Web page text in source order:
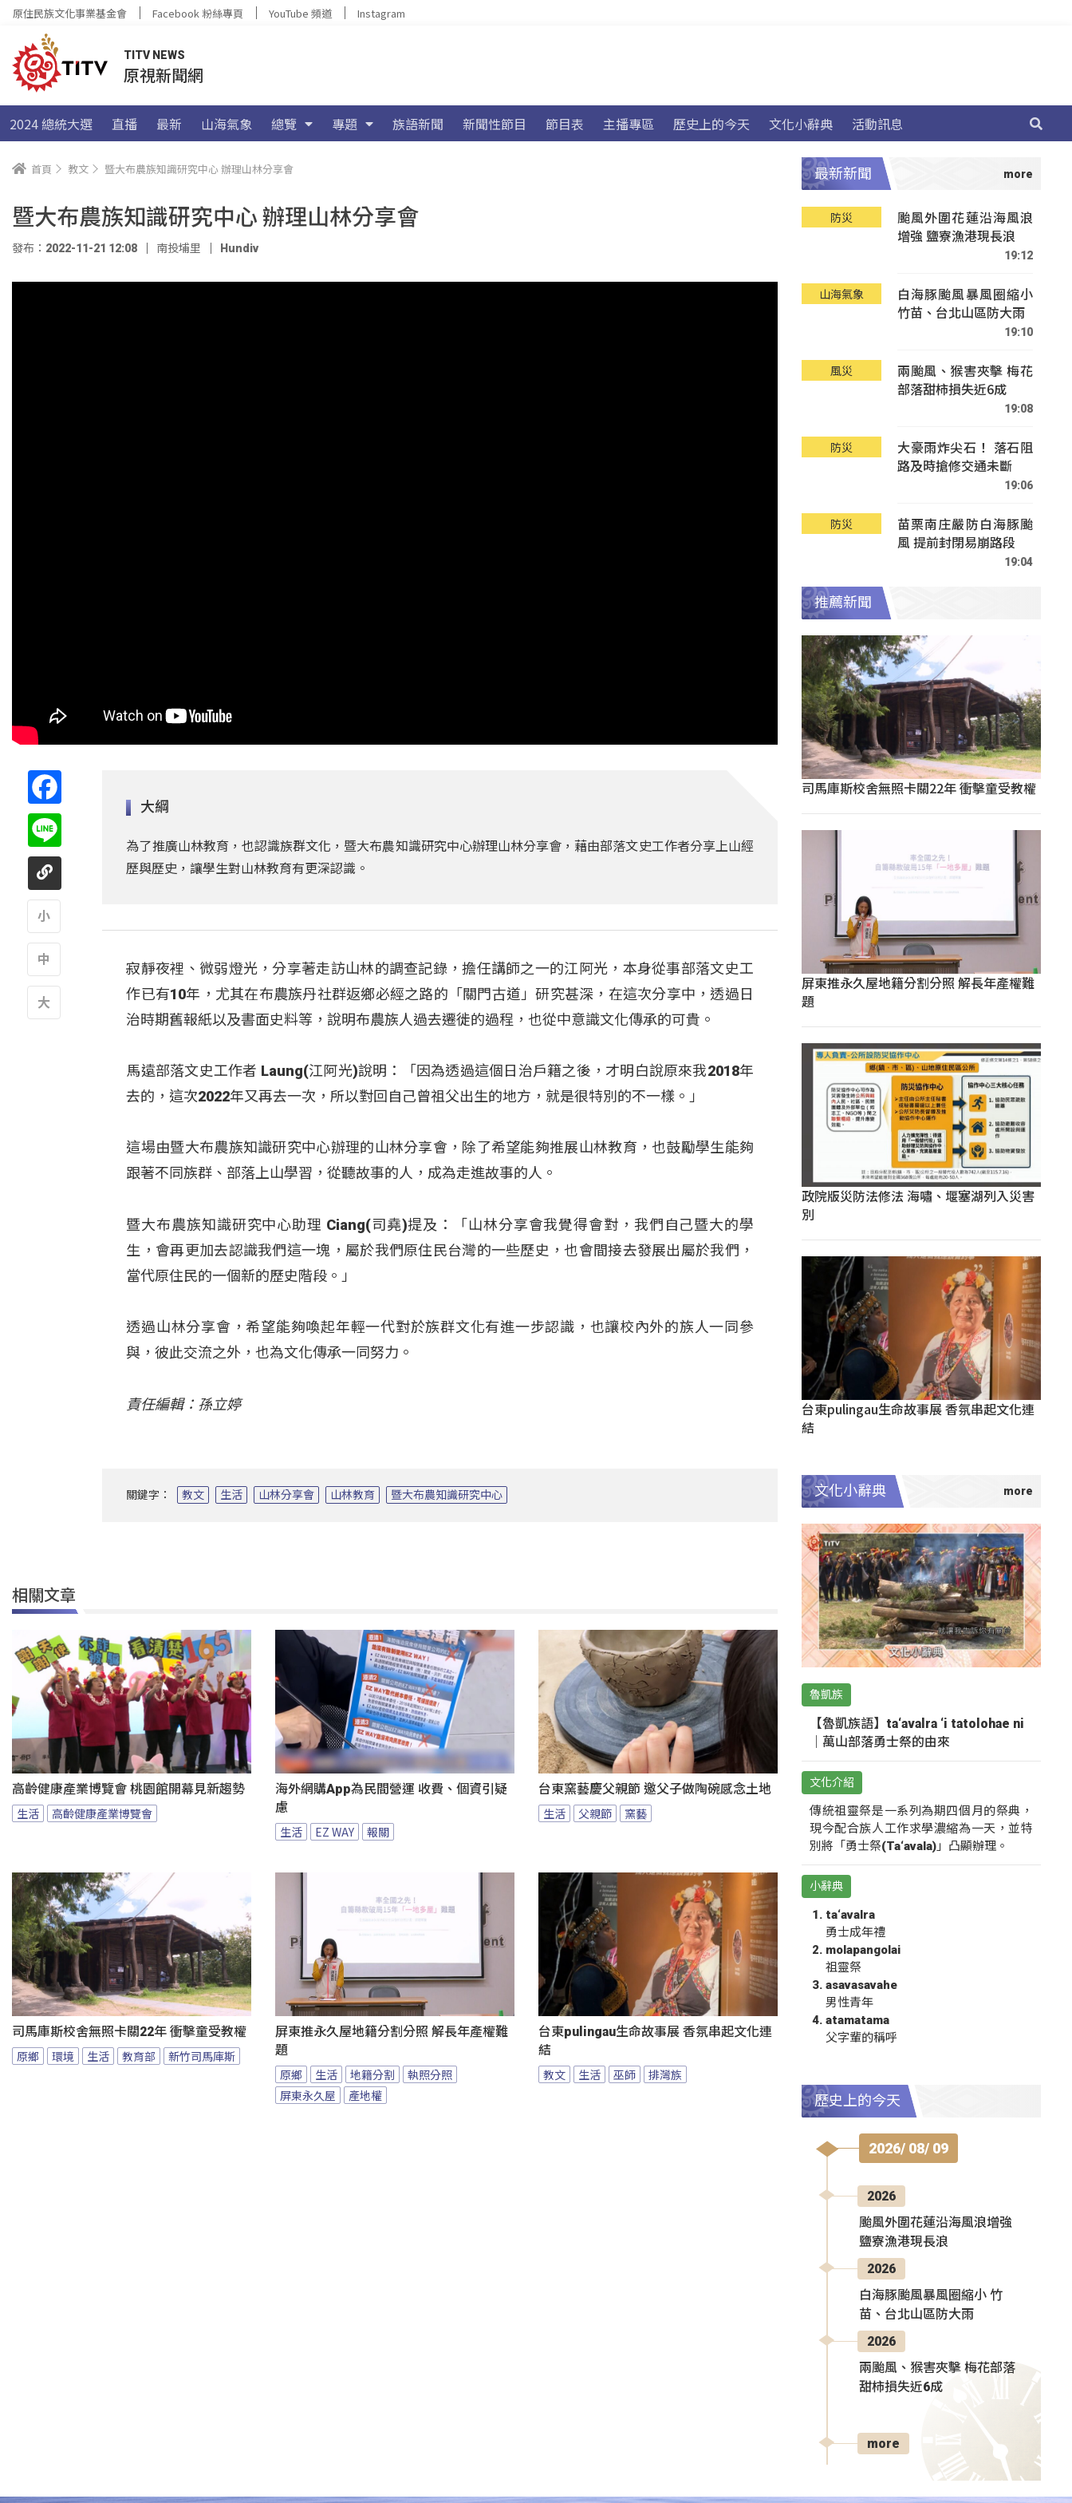
原住民族文化事業基金會 Facebook 粉絲專頁 YouTube 頻道 Instagram
TITV NEWS
原視新聞網
2024 總統大選 直播 最新 山海氣象 總覽 專題 族語新聞 新聞性節目 節目表 主播專區 歷史上的今天 文化小辭典 活動訊息
首頁 教文 暨大布農族知識研究中心 辦理山林分享會
暨大布農族知識研究中心 辦理山林分享會
發布：2022-11-21 12:08 南投埔里 Hundiv
大綱
為了推廣山林教育，也認識族群文化，暨大布農知識研究中心辦理山林分享會，藉由部落文史工作者分享上山經
歷與歷史，讓學生對山林教育有更深認識。
寂靜夜裡、微弱燈光，分享著走訪山林的調查記錄，擔任講師之一的江阿光，本身從事部落文史工
作已有10年，尤其在布農族丹社群返鄉必經之路的「關門古道」研究甚深，在這次分享中，透過日
治時期舊報紙以及書面史料等，說明布農族人過去遷徙的過程，也從中意識文化傳承的可貴。
馬遠部落文史工作者 Laung(江阿光)說明：「因為透過這個日治戶籍之後，才明白說原來我2018年
去的，這次2022年又再去一次，所以對回自己曾祖父出生的地方，就是很特別的不一樣。」
這場由暨大布農族知識研究中心辦理的山林分享會，除了希望能夠推展山林教育，也鼓勵學生能夠
跟著不同族群、部落上山學習，從聽故事的人，成為走進故事的人。
暨大布農族知識研究中心助理 Ciang(司堯)提及：「山林分享會我覺得會對，我們自己暨大的學
生，會再更加去認識我們這一塊，屬於我們原住民台灣的一些歷史，也會間接去發展出屬於我們，
當代原住民的一個新的歷史階段。」
透過山林分享會，希望能夠喚起年輕一代對於族群文化有進一步認識，也讓校內外的族人一同參
與，彼此交流之外，也為文化傳承一同努力。
責任編輯：孫立婷
關鍵字： 教文 生活 山林分享會 山林教育 暨大布農知識研究中心
相關文章
高齡健康產業博覽會 桃園館開幕見新趨勢
生活 高齡健康產業博覽會
海外網購App為民間營運 收費、個資引疑
慮
生活 EZ WAY 報關
台東窯藝慶父親節 邀父子做陶碗感念土地
生活 父親節 窯藝
司馬庫斯校舍無照卡關22年 衝擊童受教權
原鄉 環境 生活 教育部 新竹司馬庫斯
屏東推永久屋地籍分割分照 解長年產權難
題
原鄉 生活 地籍分割
執照分照
屏東永久屋
產地權
台東pulingau生命故事展 香氛串起文化連
結
教文 生活 巫師 排灣族
最新新聞
防災
颱風外圍花蓮沿海風浪
增強 鹽寮漁港現長浪
19:12
山海氣象
白海豚颱風暴風圈縮小
竹苗、台北山區防大雨
19:10
風災
兩颱風、猴害夾擊 梅花
部落甜柿損失近6成
19:08
防災
大豪雨炸尖石！ 落石阻
路及時搶修交通未斷
19:06
防災
苗栗南庄嚴防白海豚颱
風 提前封閉易崩路段
19:04
推薦新聞
司馬庫斯校舍無照卡關22年 衝擊童受教權
屏東推永久屋地籍分割分照 解長年產權難
題
政院版災防法修法 海嘯、堰塞湖列入災害
別
台東pulingau生命故事展 香氛串起文化連
結
文化小辭典
魯凱族
【魯凱族語】ta‘avalra ‘i tatolohae ni
｜萬山部落勇士祭的由來
文化介紹
傳統祖靈祭是一系列為期四個月的祭典，
現今配合族人工作求學濃縮為一天，並特
別將「勇士祭(Ta‘avala)」凸顯辦理。
小辭典
ta‘avalra
勇士成年禮
molapangolai
祖靈祭
asavasavahe
男性青年
atamatama
父字輩的稱呼
歷史上的今天
2026/ 08/ 09
2026
颱風外圍花蓮沿海風浪增強
鹽寮漁港現長浪
2026
白海豚颱風暴風圈縮小 竹
苗、台北山區防大雨
2026
兩颱風、猴害夾擊 梅花部落
甜柿損失近6成
more